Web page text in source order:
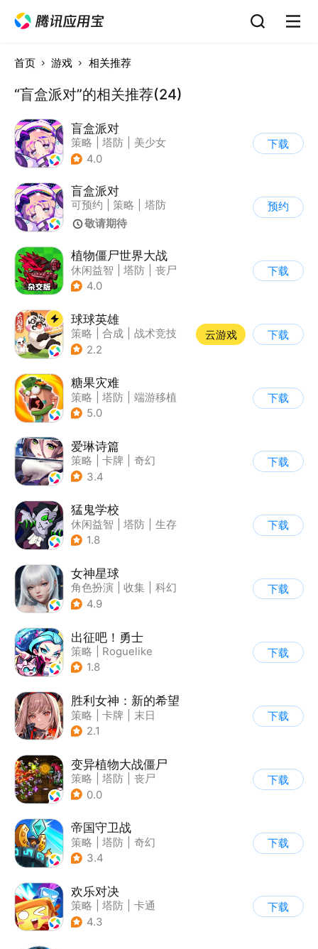
首页 游戏 相关推荐
“盲盒派对”的相关推荐(24)
盲盒派对
策略 塔防
美少女
| 卡通
4.0
下载
盲盒派对
可预约 策略
塔防
| 美少女
敬请期待
预约
植物僵尸世界大战
休闲益智 塔防
丧尸
| 卡通
4.0
下载
球球英雄
策略 合成
战术竞技
| 创酷
2.2
云游戏 下载
糖果灾难
策略 塔防
端游移植
| 卡通
5.0
下载
爱琳诗篇
策略 卡牌
奇幻
| 美少女
3.4
下载
猛鬼学校
休闲益智 塔防
生存
| 暗黑
1.8
下载
女神星球
角色扮演 收集
科幻
| 捏脸
4.9
下载
出征吧！勇士
策略
Roguelike
| 末日
1.8
下载
胜利女神：新的希望
策略 卡牌
末日
| 美少女
2.1
下载
变异植物大战僵尸
策略 塔防
丧尸
| 卡通
0.0
下载
帝国守卫战
策略 塔防
奇幻
| 卡通
3.4
下载
欢乐对决
策略 塔防
卡通
| 卡牌
4.3
下载